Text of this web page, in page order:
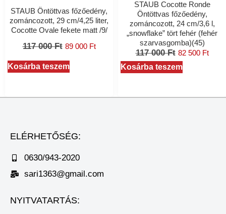
STAUB Öntöttvas főzőedény,
zománcozott, 29 cm/4,25 liter,
Cocotte Ovale fekete matt /9/
117 000Ft 89 000 Ft
Kosárba teszem
STAUB Cocotte Ronde
Öntöttvas főzőedény,
zománcozott, 24 cm/3,6 l,
„snowflake” tört fehér (fehér
szarvasgomba)(45)
117 000Ft 82 500 Ft
Kosárba teszem
ELÉRHETŐSÉG:
0630/943-2020
sari1363@gmail.com
NYITVATARTÁS: